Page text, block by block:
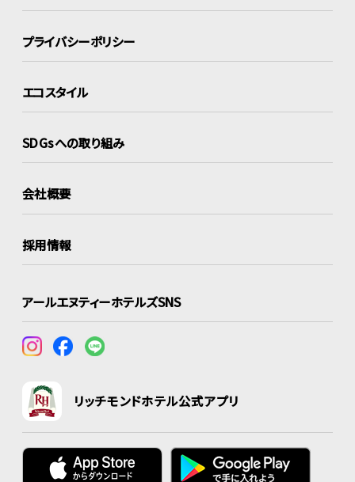
プライバシーポリシー
エコスタイル
SDGsへの取り組み
会社概要
採用情報
アールエヌティーホテルズSNS
リッチモンドホテル公式アプリ